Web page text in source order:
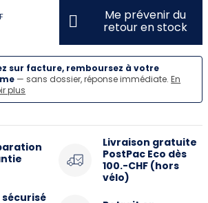
Me prévenir du
retour en stock
sur facture, remboursez à votre
— sans dossier, réponse immédiate.En
plus
Livraison gratuite
PostPac Eco dès
100.-CHF (hors
vélo)